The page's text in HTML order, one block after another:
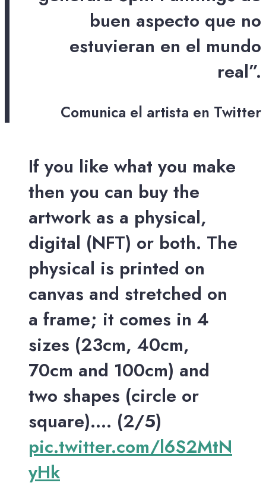
buen aspecto que no
estuvieran en el mundo
real”.
Comunica el artista en Twitter
If you like what you make
then you can buy the
artwork as a physical,
digital (NFT) or both. The
physical is printed on
canvas and stretched on
a frame; it comes in 4
sizes (23cm, 40cm,
70cm and 100cm) and
two shapes (circle or
square)…. (2/5)
pic.twitter.com/l6S2MtN
yHk